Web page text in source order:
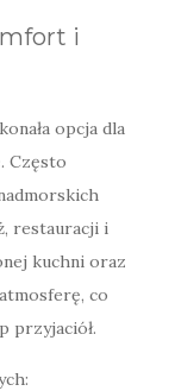
i
opcja dla
Często
restauracji i
kuchni oraz
co
przyjaciół.